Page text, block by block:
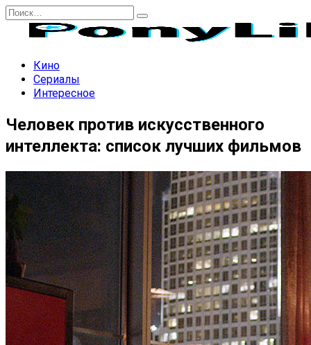
Перейти
содержанию
Search
Кино
Сериалы
Интересное
Человек против искусственного
интеллекта: список лучших фильмов